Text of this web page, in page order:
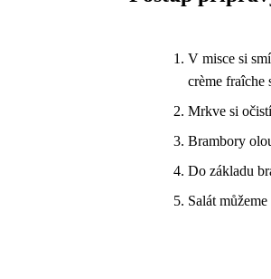
V misce si
crème fraîche
Mrkve si
Brambory
Do základu
Salát